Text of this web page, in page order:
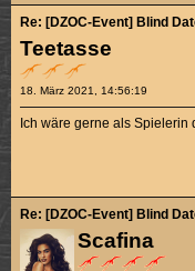
Teetasse
18. März 2021, 14:56:19
Re: [DZOC-Event] Blind
Ich wäre gerne als Spielerin
Scafina
Re: [DZOC-Event] Blind